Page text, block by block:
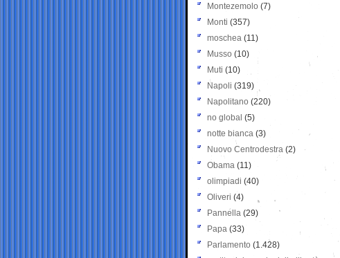
Montezemolo (7)
Monti (357)
moschea (11)
Musso (10)
Muti (10)
Napoli (319)
Napolitano (220)
no global (5)
notte bianca (3)
Nuovo Centrodestra (2)
Obama (11)
olimpiadi (40)
Oliveri (4)
Pannella (29)
Papa (33)
Parlamento (1.428)